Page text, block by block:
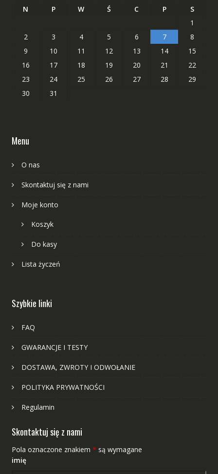
N P W Ś C P
S
1
2
3 4 5 6 7
8
9
10 11 12 13 14
15
16
17 18 19 20 21
22
23
24 25 26 27 28
29
30
31
Menu
O nas
Skontaktuj się z nami
Moje konto
Koszyk
Do kasy
Lista życzeń
Szybkie linki
FAQ
GWARANCJE I TESTY
DOSTAWA, ZWROTY I ODWOŁANIE
POLITYKA PRYWATNOŚCI
Regulamin
Skontaktuj się z nami
Pola oznaczone znakiem * są wymagane
imię